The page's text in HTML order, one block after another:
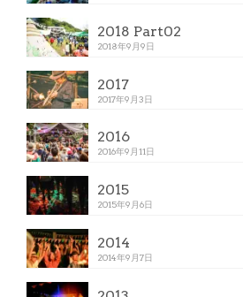
2018 Part02
2018年9月9日
2017
2017年9月3日
2016
2016年9月11日
2015
2015年9月6日
2014
2014年9月7日